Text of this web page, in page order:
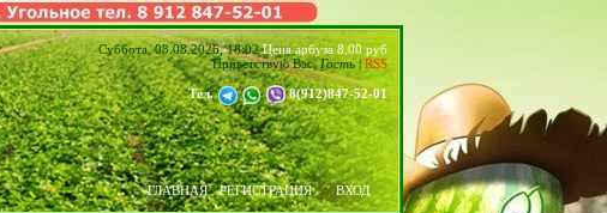
Суббота, 08.08.2026, 18:02Цена арбуза 8.00 руб
Приветствую Вас,Гость| RSS
Тел. 8(912)847-52-01
ГЛАВНАЯ РЕГИСТРАЦИЯ ВХОД